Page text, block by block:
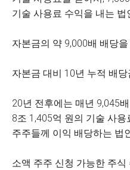
기술 사용료 수익을 내는 법
자본금의 약 9,000배 배당을
자본금 대비 10년 누적 배당
20년 전후에는 매년 9,045
8조 1,405억 원의 기술 사용
주주들께 이익 배당하는 법
소액 주주 신청 가능한 주식